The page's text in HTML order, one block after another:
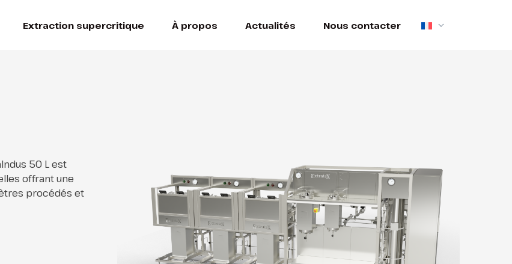
Extraction supercritique À propos Actualités Nous contacter
50 L est
offrant une
procédés et